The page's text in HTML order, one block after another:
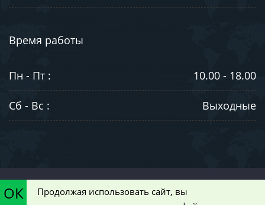
Время работы
Пн - Пт : 10.00 - 18.00
Сб - Вс : Выходные
ознакомительный характер и не является публичной офертой,
ОК
Продолжая использовать сайт, вы